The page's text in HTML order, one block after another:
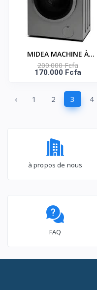
MIDEA MACHINE À
LAVER AUTOMATIQUE
7KG - INVERTER-
MF100W70/T-KT
200.000 Fcfa
170.000 Fcfa
‹ 1 2 3 4
à propos de nous
FAQ